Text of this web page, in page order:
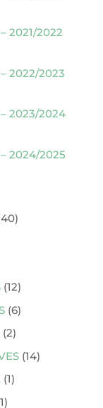
2021/2022
2022/2023
2023/2024
2024/2025
(12)
(6)
(2)
(14)
(1)